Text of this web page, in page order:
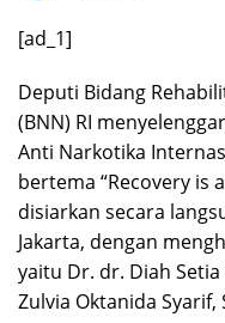
[ad_1]
Deputi Bidang
(BNN) RI
Anti Narkotika
bertema “Recovery is
disiarkan secara
Jakarta, dengan
yaitu Dr. dr. Diah Setia
Zulvia Oktanida Syarif,